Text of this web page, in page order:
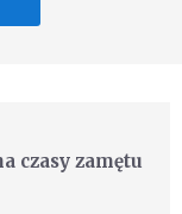
czasy zamętu